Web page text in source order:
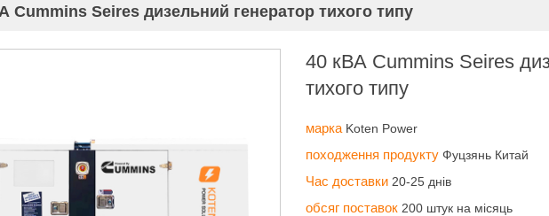
Cummins Seires дизельний генератор тихого типу
40 кВА Cummins Seires
тихого типу
марка Koten Power
походження продуктуФуцзянь Китай
Час доставки 20-25 днів
обсяг поставок 200 штук на місяць